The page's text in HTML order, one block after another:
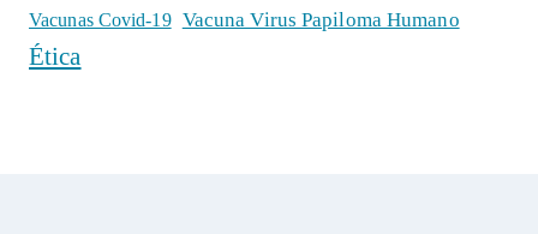
Vacunas Covid-19 Vacuna Virus Papiloma Humano
Ética